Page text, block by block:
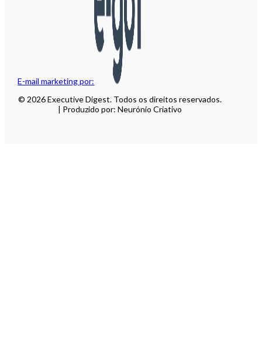
E-mail marketing por:
© 2026 Executive Digest. Todos os direitos reservados.
| Produzido por: Neurónio Criativo